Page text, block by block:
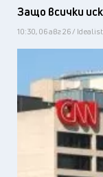
Защо всички
10:30, 06 авг 26 /